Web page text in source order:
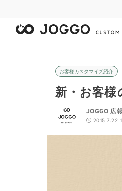
お客様カスタマイズ紹介
新・お客
JOGGO 広報
2015.7.22